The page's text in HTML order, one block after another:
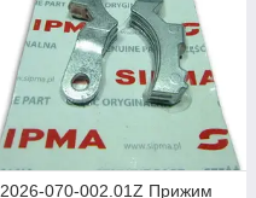
2026-070-002.01Z Прижим